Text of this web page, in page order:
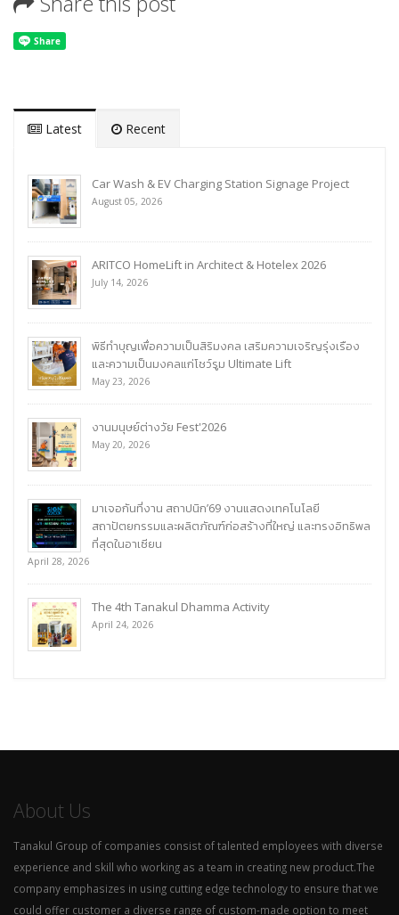
Latest Recent
Car Wash & EV Charging Station Signage Project
August 05, 2026
ARITCO HomeLift in Architect & Hotelex 2026
July 14, 2026
พิธีทำบุญเพื่อความเป็นสิริมงคล เสริมความเจริญรุ่งเรือง
และความเป็นมงคลแก่โชว์รูม Ultimate Lift
May 23, 2026
งานมนุษย์ต่างวัย Fest'2026
May 20, 2026
มาเจอกันที่งาน สถาปนิก’69 งานแสดงเทคโนโลยี
สถาปัตยกรรมและผลิตภัณฑ์ก่อสร้างที่ใหญ่ และทรงอิทธิพล
ที่สุดในอาเซียน
April 28, 2026
The 4th Tanakul Dhamma Activity
April 24, 2026
About Us
Tanakul Group of companies consist of talented employees with diverse
experience and skill who working as a team in creating new product.The
company emphasizes in using cutting edge technology to ensure that we
could offer customer a diverse range of custom-made option to meet